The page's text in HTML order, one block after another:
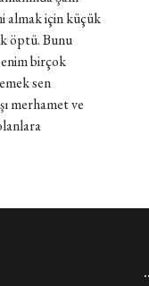
almak için küçük
öptü. Bunu
birçok
sen
merhamet ve